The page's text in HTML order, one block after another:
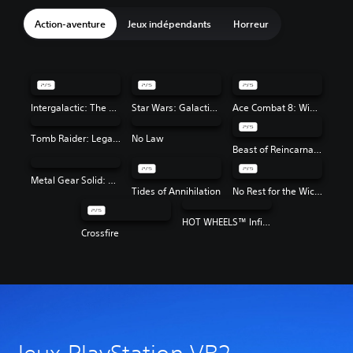
Action-aventure Jeux indépendants Horreur
Intergalactic: The Heretic Prophet Star Wars: Galactic Racer™ Ace Combat 8: Wings of Theve
Tomb Raider: Legacy of Atlantis
No Law
Beast of Reincarnation
Metal Gear Solid: Master Collection Vol. 2
Tides of Annihilation
No Rest for the Wicked
Crossfire
HOT WHEELS™ Infinite Rush